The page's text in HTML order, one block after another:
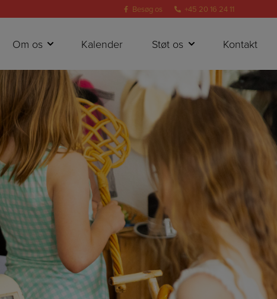
Besøg os +45 20 16 24 11
Om os Kalender Støt os Kontakt